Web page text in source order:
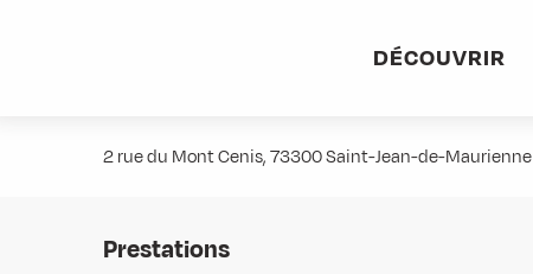
DÉCOUVRIR
2 rue du Mont Cenis, 73300 Saint-Jean-de-Maurienne
Prestations